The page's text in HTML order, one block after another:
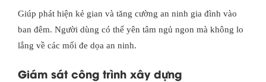
Giúp phát hiện kẻ gian và tăng cường an ninh gia đình vào
ban đêm. Người dùng có thể yên tâm ngủ ngon mà không lo
lắng về các mối đe dọa an ninh.
Giám sát công trình xây dựng